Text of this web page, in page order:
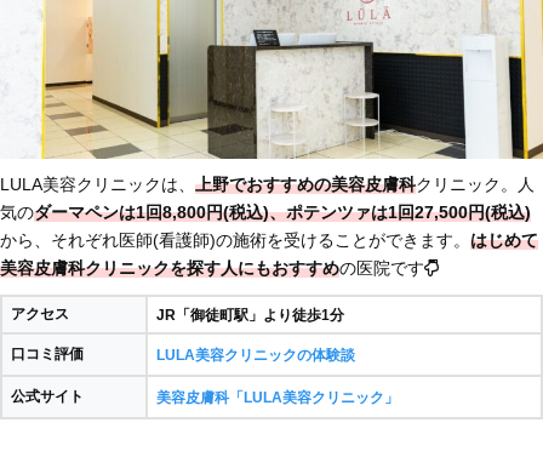
LULA美容クリニックは、 上野でおすすめの美容皮膚科クリニック。人
気のダーマペンは1回8,800円(税込)、ポテンツァは1回27,500円(税込)
から、それぞれ医師(看護師)の施術を受けることができます。 はじめて
美容皮膚科クリニックを探す人にもおすすめの医院です
アクセス JR「御徒町駅」より徒歩1分
口コミ評価 LULA美容クリニックの体験談
公式サイト 美容皮膚科「LULA美容クリニック」